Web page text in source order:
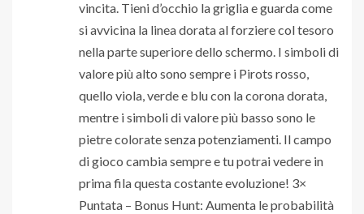
vincita. Tieni d’occhio la griglia e guarda come
si avvicina la linea dorata al forziere col tesoro
nella parte superiore dello schermo. I simboli di
valore più alto sono sempre i Pirots rosso,
quello viola, verde e blu con la corona dorata,
mentre i simboli di valore più basso sono le
pietre colorate senza potenziamenti. Il campo
di gioco cambia sempre e tu potrai vedere in
prima fila questa costante evoluzione! 3×
Puntata – Bonus Hunt: Aumenta le probabilità